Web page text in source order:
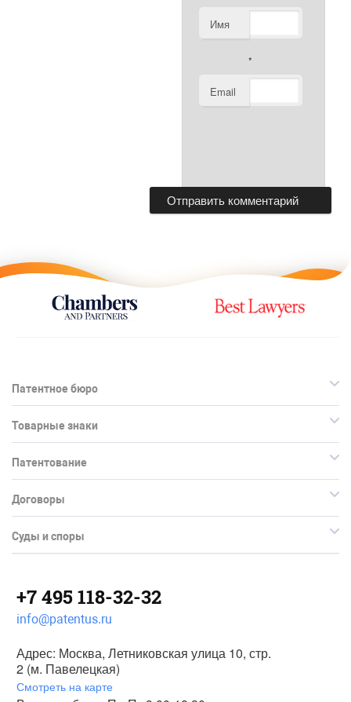
Имя
Email
*
Патентное бюро
Товарные знаки
Патентование
Договоры
Суды и споры
+7 495 118-32-32
info@patentus.ru
Адрес: Москва, Летниковская улица 10, стр.
2 (м. Павелецкая)
Смотреть на карте